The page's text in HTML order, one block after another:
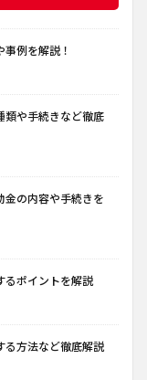
例を解説！
類や手続きなど徹底
金の内容や手続きを
るポイントを解説
る方法など徹底解説